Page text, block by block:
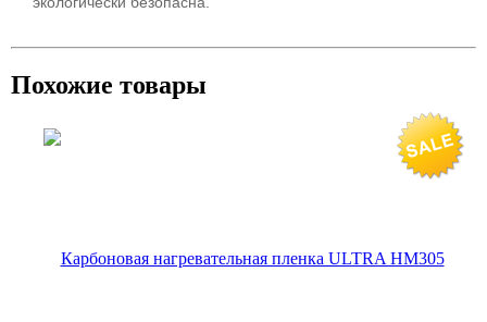
Похожие товары